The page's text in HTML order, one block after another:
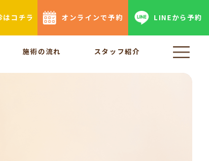
コチラ オンラインで予約 LINEから予約
施術の流れ スタッフ紹介